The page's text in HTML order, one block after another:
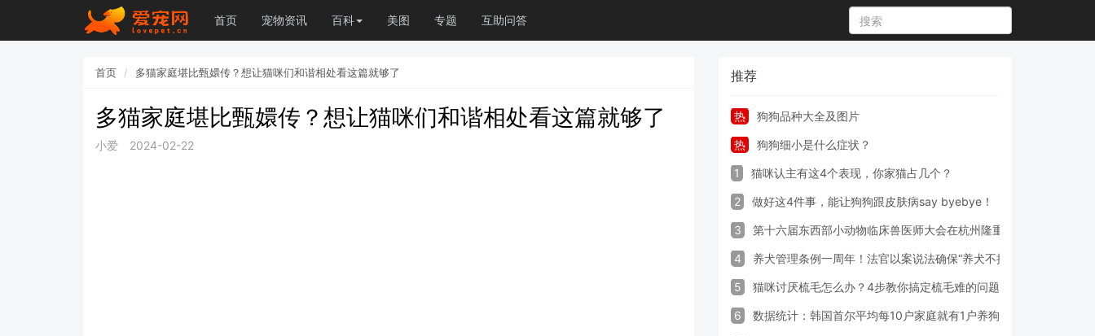
首页 宠物资讯 百科 美图 专题 互助问答
首页 多猫家庭堪比甄嬛传？想让猫咪们和谐相处看这篇就够了
多猫家庭堪比甄嬛传？想让猫咪们和谐相处看这篇就够了
小爱 2024-02-22
推荐
热 狗狗品种大全及图片
热 狗狗细小是什么症状？
1 猫咪认主有这4个表现，你家猫占几个？
2 做好这4件事，能让狗狗跟皮肤病say byebye！
3 第十六届东西部小动物临床兽医师大会在杭州隆重开幕
4 养犬管理条例一周年！法官以案说法确保“养犬不掉链”
5 猫咪讨厌梳毛怎么办？4步教你搞定梳毛难的问题！
6 数据统计：韩国首尔平均每10户家庭就有1户养狗